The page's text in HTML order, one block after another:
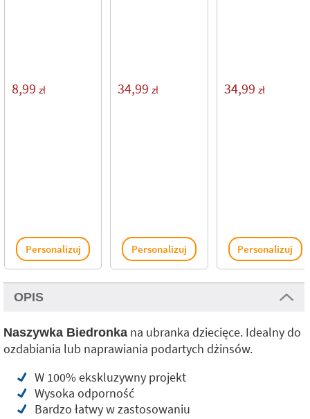
8,99 zł
Personalizuj
34,99 zł
Personalizuj
34,99 zł
Personalizuj
OPIS
Naszywka Biedronka na ubranka dziecięce. Idealny do
ozdabiania lub naprawiania podartych dżinsów.
W 100% ekskluzywny projekt
Wysoka odporność
Bardzo łatwy w zastosowaniu